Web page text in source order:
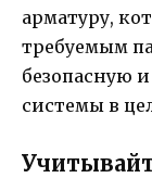
арматуру,
требуемым
безопасную
системы в